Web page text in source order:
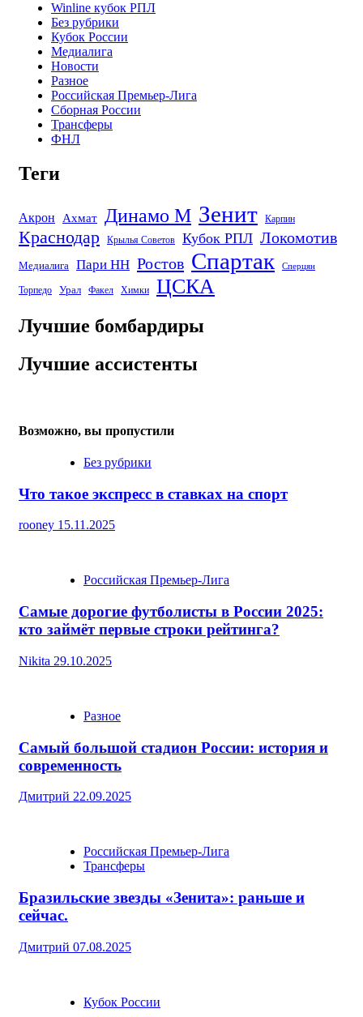
Winline кубок РПЛ
Без рубрики
Кубок России
Медиалига
Новости
Разное
Российская Премьер-Лига
Сборная России
Трансферы
ФНЛ
Теги
Акрон Ахмат Динамо М Зенит Карпин
Краснодар Крылья Советов Кубок РПЛ Локомотив
Медиалига Пари НН Ростов Спартак Сперцян
Торпедо Урал Факел Химки ЦСКА
Лучшие бомбардиры
Лучшие ассистенты
Возможно, вы пропустили
Без рубрики
Что такое экспресс в ставках на спорт
rooney 15.11.2025
Российская Премьер-Лига
Самые дорогие футболисты в России 2025:
кто займёт первые строки рейтинга?
Nikita 29.10.2025
Разное
Самый большой стадион России: история и
современность
Дмитрий 22.09.2025
Российская Премьер-Лига
Трансферы
Бразильские звезды «Зенита»: раньше и
сейчас.
Дмитрий 07.08.2025
Кубок России